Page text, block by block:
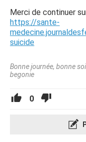
Merci de continuer
https://sante-
suicide
Bonne journée, bonne
begonie
0